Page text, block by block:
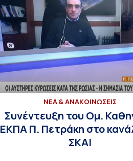
ΝΕΑ & ΑΝΑΚΟΙΝΩΣΕΙΣ
Συνέντευξη του Ομ.
ΕΚΠΑ Π. Πετράκη στο
ΣΚΑΙ